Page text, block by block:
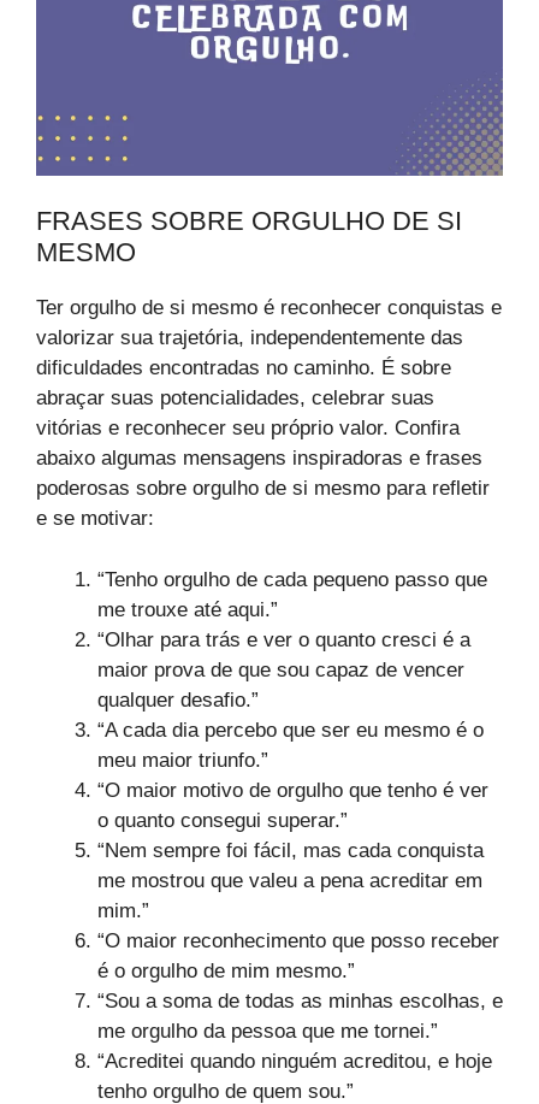
FRASES SOBRE ORGULHO DE SI
MESMO
Ter orgulho de si mesmo é reconhecer conquistas e
valorizar sua trajetória, independentemente das
dificuldades encontradas no caminho. É sobre
abraçar suas potencialidades, celebrar suas
vitórias e reconhecer seu próprio valor. Confira
abaixo algumas mensagens inspiradoras e frases
poderosas sobre orgulho de si mesmo para refletir
e se motivar:
“Tenho orgulho de cada pequeno passo que
me trouxe até aqui.”
“Olhar para trás e ver o quanto cresci é a
maior prova de que sou capaz de vencer
qualquer desafio.”
“A cada dia percebo que ser eu mesmo é o
meu maior triunfo.”
“O maior motivo de orgulho que tenho é ver
o quanto consegui superar.”
“Nem sempre foi fácil, mas cada conquista
me mostrou que valeu a pena acreditar em
mim.”
“O maior reconhecimento que posso receber
é o orgulho de mim mesmo.”
“Sou a soma de todas as minhas escolhas, e
me orgulho da pessoa que me tornei.”
“Acreditei quando ninguém acreditou, e hoje
tenho orgulho de quem sou.”